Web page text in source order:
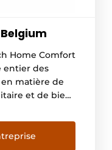
Home Comfort
entier des
matière de
et de bien-
renouvelables
à la